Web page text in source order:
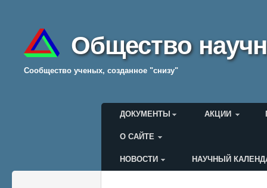
Общество
Cообщество ученых, созданное "снизу"
Главное меню
ДОКУМЕНТЫ АКЦИИ
О САЙТЕ
Меню пользователя
НОВОСТИ НАУЧНЫЙ